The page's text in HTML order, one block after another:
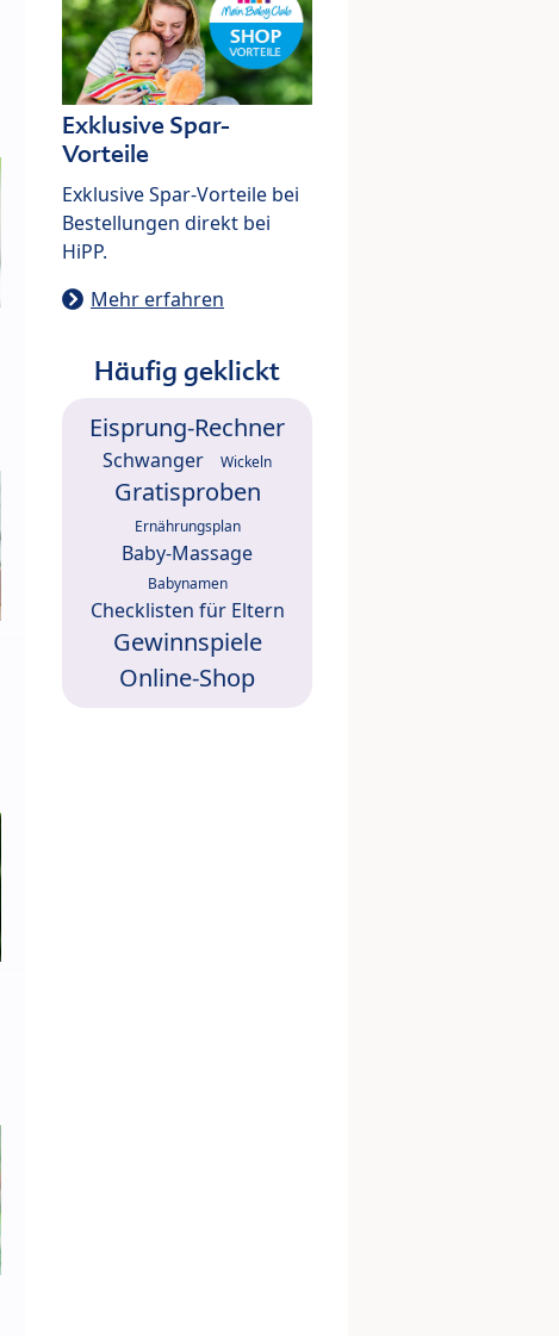
Exklusive Spar-
Vorteile
Exklusive Spar-Vorteile bei
Bestellungen direkt bei
HiPP.
Mehr erfahren
Häufig geklickt
Eisprung-Rechner
Schwanger Wickeln
Gratisproben
Ernährungsplan
Baby-Massage
Babynamen
Checklisten für Eltern
Gewinnspiele
Online-Shop